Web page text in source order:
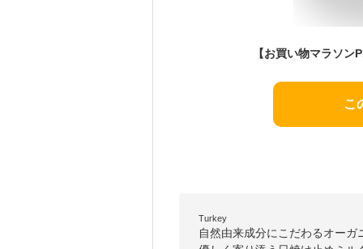
こ
Turkey
自然由来成分にこだわるオー